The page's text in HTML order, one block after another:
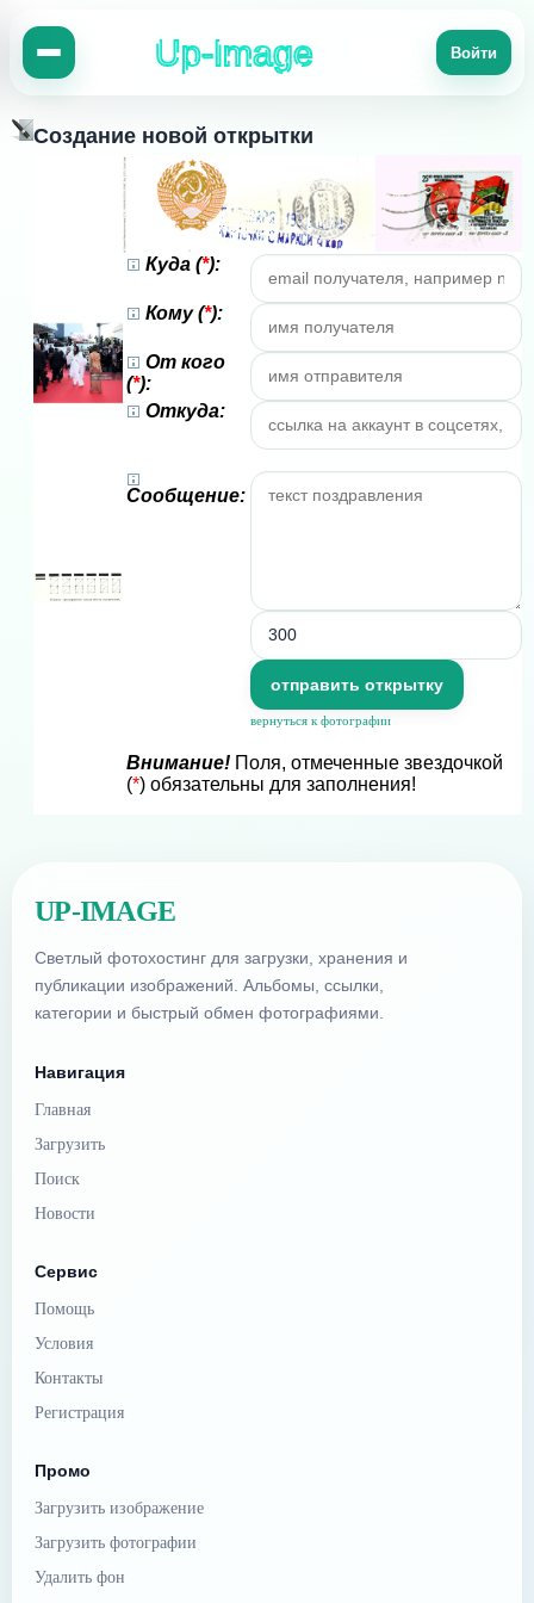
Up-Image Войти
Создание новой открытки
Куда (*):
Кому (*):
От кого
(*):
Откуда:
Сообщение:
вернуться к фотографии
Внимание! Поля, отмеченные звездочкой
(*) обязательны для заполнения!
UP-IMAGE
Светлый фотохостинг для загрузки, хранения и
публикации изображений. Альбомы, ссылки,
категории и быстрый обмен фотографиями.
Навигация
Главная
Загрузить
Поиск
Новости
Сервис
Помощь
Условия
Контакты
Регистрация
Промо
Загрузить изображение
Загрузить фотографии
Удалить фон